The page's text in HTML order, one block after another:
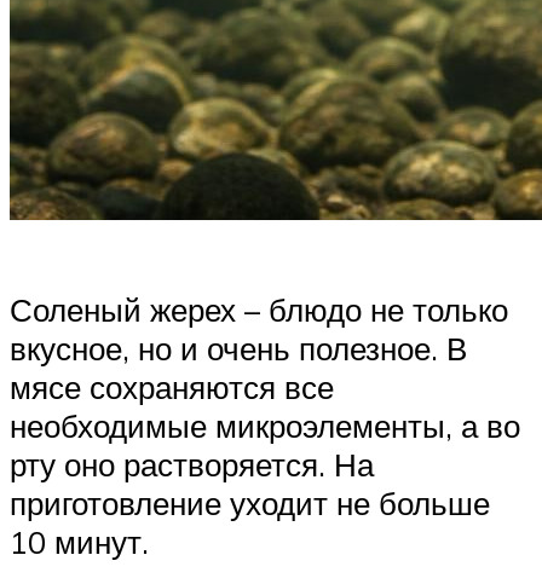
Соленый жерех – блюдо не только
вкусное, но и очень полезное. В
мясе сохраняются все
необходимые микроэлементы, а во
рту оно растворяется. На
приготовление уходит не больше
10 минут.